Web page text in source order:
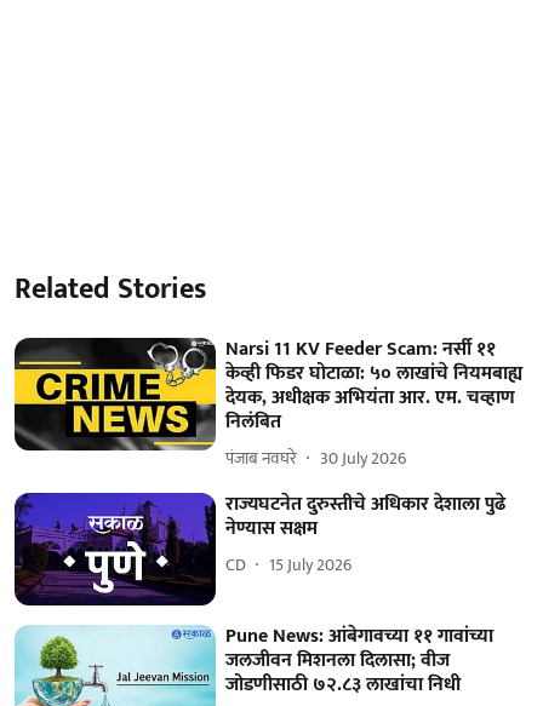
Related Stories
Narsi 11 KV Feeder Scam: नर्सी ११
केव्ही फिडर घोटाळा: ५० लाखांचे नियमबाह्य
देयक, अधीक्षक अभियंता आर. एम. चव्हाण
निलंबित
पंजाब नवघरे 30 July 2026
राज्यघटनेत दुरुस्तीचे अधिकार देशाला पुढे
नेण्यास सक्षम
CD 15 July 2026
Pune News: आंबेगावच्या ११ गावांच्या
जलजीवन मिशनला दिलासा; वीज
जोडणीसाठी ७२.८३ लाखांचा निधी